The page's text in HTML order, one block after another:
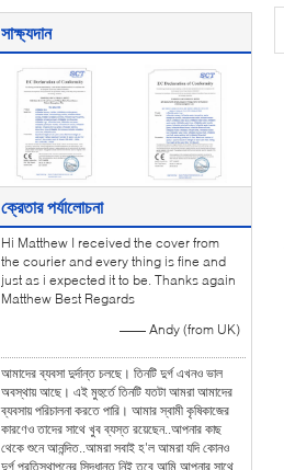
সাক্ষ্যদান
ক্রেতার পর্যালোচনা
Hi Matthew I received the cover from
the courier and every thing is fine and
just as i expected it to be. Thanks again
Matthew Best Regards
—— Andy (from UK)
আমাদের ব্যবসা দুর্দান্ত চলছে। তিনটি দুর্গ এখনও ভাল
অবস্থায় আছে। এই মুহুর্তে তিনটি যতটা আমরা আমাদের
ব্যবসায় পরিচালনা করতে পারি। আমার স্বামী কৃষিকাজের
কারণেও তাদের সাথে খুব ব্যস্ত রয়েছেন..আপনার কাছ
থেকে শুনে আনন্দিত..আমরা সবাই হ'ল আমরা যদি কোনও
দুর্গ প্রতিস্থাপনের সিদ্ধান্ত নিই তবে আমি আপনার সাথে